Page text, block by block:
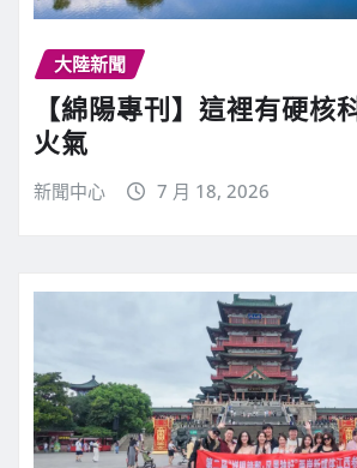
大陸新聞
【綿陽專刊】這裡有硬核
火氣
新聞中心 7 月 18, 2026